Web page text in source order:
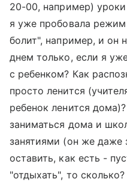
20-00, например) уроки
я уже пробовала режим
болит", например, и он
днем только, если я
с ребенком? Как
просто ленится
ребенок ленится
заниматься дома и
занятиями (он же даже
оставить, как есть -
"отдыхать", то